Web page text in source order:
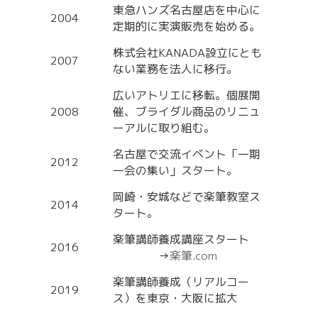
2004
東急ハンズ名古屋店を中心に
定期的に実演販売を始める。
2007
株式会社KANADA設立にとも
ない業務を法人に移行。
2008
広いアトリエに移転。個展開
催、ブライダル商品のリニュ
ーアルに取り組む。
2012
名古屋で交流イベント「一期
一会の集い」スタート。
2014
岡崎・安城などで楽筆教室ス
タート。
2016
楽筆講師養成講座スタート
→楽筆.com
2019
楽筆講師養成（リアルコー
ス）を東京・大阪に拡大